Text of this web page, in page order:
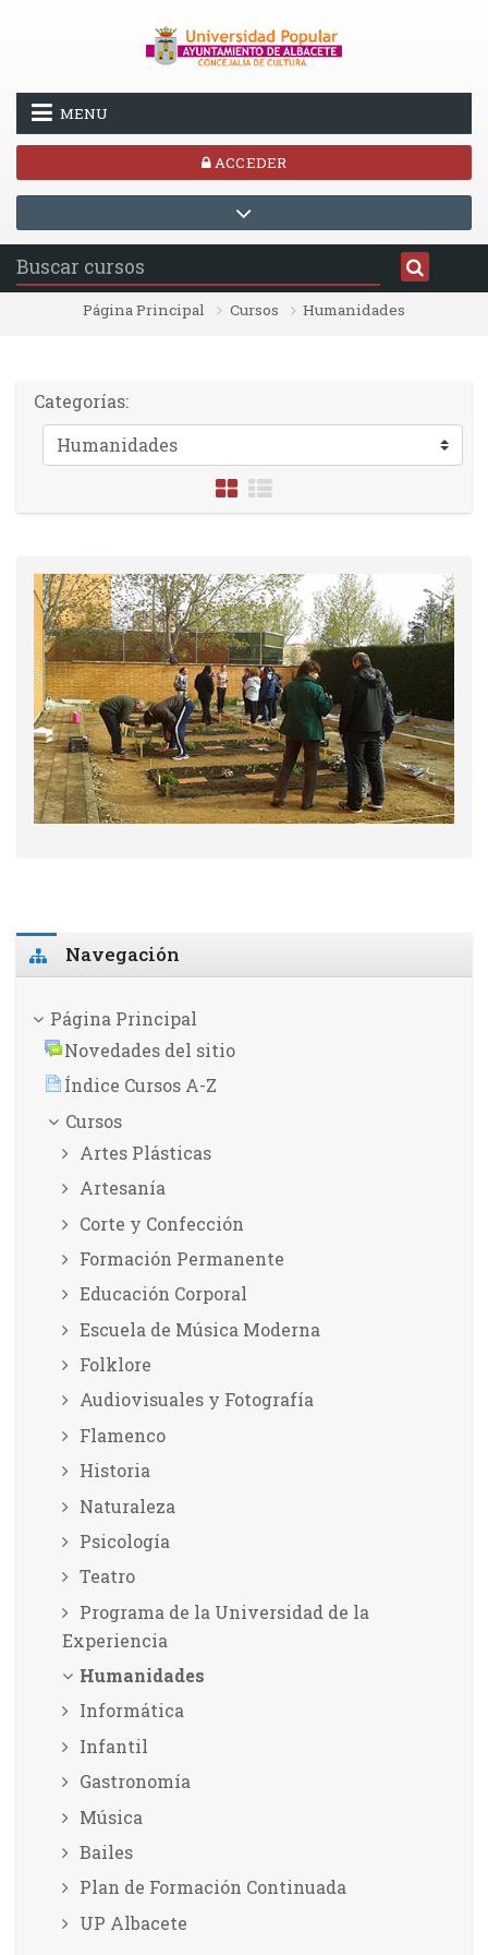
MENU
ACCEDER
Página Principal Cursos Humanidades
Categorías:
Salta Navegación
Navegación
Página Principal
Novedades del sitio
Índice Cursos A-Z
Cursos
Artes Plásticas
Artesanía
Corte y Confección
Formación Permanente
Educación Corporal
Escuela de Música Moderna
Folklore
Audiovisuales y Fotografía
Flamenco
Historia
Naturaleza
Psicología
Teatro
Programa de la Universidad de la
Experiencia
Humanidades
Informática
Infantil
Gastronomía
Música
Bailes
Plan de Formación Continuada
UP Albacete